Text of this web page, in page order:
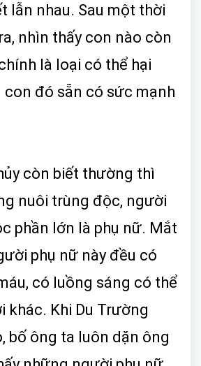
lẫn nhau. Sau một thời
nhìn thấy con nào còn
là loại có thể hại
con đó sẵn có sức mạnh
còn biết thường thì
nuôi trùng độc, người
phần lớn là phụ nữ. Mắt
phụ nữ này đều có
có luồng sáng có thể
khác. Khi Du Trường
bố ông ta luôn dặn ông